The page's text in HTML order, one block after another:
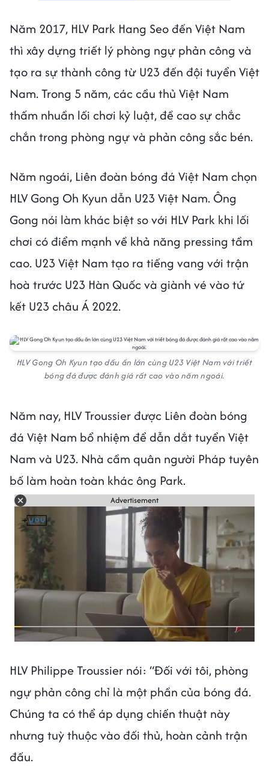
Năm 2017, HLV Park Hang Seo đến Việt Nam
thì xây dựng triết lý phòng ngự phản công và
tạo ra sự thành công từ U23 đến đội tuyển Việt
Nam. Trong 5 năm, các cầu thủ Việt Nam
thấm nhuần lối chơi kỷ luật, đề cao sự chắc
chắn trong phòng ngự và phản công sắc bén.
Năm ngoái, Liên đoàn bóng đá Việt Nam chọn
HLV Gong Oh Kyun dẫn U23 Việt Nam. Ông
Gong nói làm khác biệt so với HLV Park khi lối
chơi có điểm mạnh về khả năng pressing tầm
cao. U23 Việt Nam tạo ra tiếng vang với trận
hoà trước U23 Hàn Quốc và giành vé vào tứ
kết U23 châu Á 2022.
HLV Gong Oh Kyun tạo dấu ấn lớn cùng U23 Việt Nam với triết
bóng đá được đánh giá rất cao vào năm ngoái.
Năm nay, HLV Troussier được Liên đoàn bóng
đá Việt Nam bổ nhiệm để dẫn dắt tuyển Việt
Nam và U23. Nhà cầm quân người Pháp tuyên
bố làm hoàn toàn khác ông Park.
Advertisement
HLV Philippe Troussier nói: “Đối với tôi, phòng
ngự phản công chỉ là một phần của bóng đá.
Chúng ta có thể áp dụng chiến thuật này
nhưng tuỳ thuộc vào đối thủ, hoàn cảnh trận
đấu.